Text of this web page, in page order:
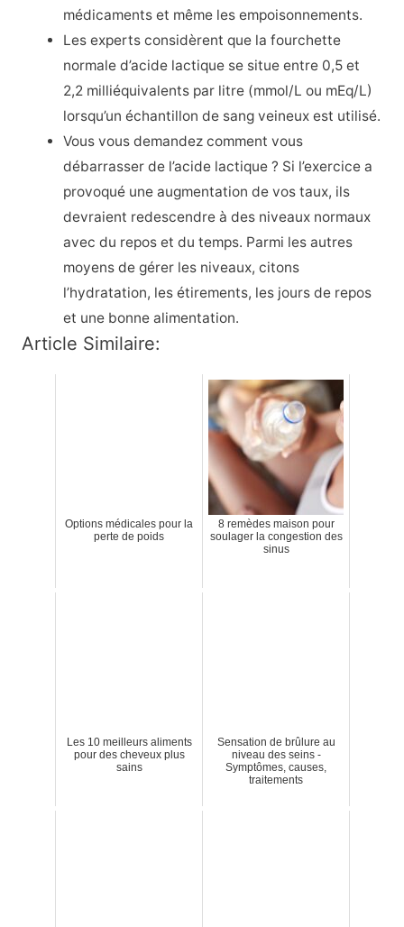
médicaments et même les empoisonnements.
Les experts considèrent que la fourchette
normale d’acide lactique se situe entre 0,5 et
2,2 milliéquivalents par litre (mmol/L ou mEq/L)
lorsqu’un échantillon de sang veineux est utilisé.
Vous vous demandez comment vous
débarrasser de l’acide lactique ? Si l’exercice a
provoqué une augmentation de vos taux, ils
devraient redescendre à des niveaux normaux
avec du repos et du temps. Parmi les autres
moyens de gérer les niveaux, citons
l’hydratation, les étirements, les jours de repos
et une bonne alimentation.
Article Similaire:
Options médicales pour la
perte de poids
8 remèdes maison pour
soulager la congestion des
sinus
Les 10 meilleurs aliments
pour des cheveux plus
sains
Sensation de brûlure au
niveau des seins -
Symptômes, causes,
traitements